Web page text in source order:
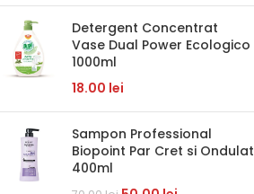
Detergent Concentrat
Vase Dual Power Ecologico
1000ml
18.00 lei
Sampon Professional
Biopoint Par Cret si Ondulat
400ml